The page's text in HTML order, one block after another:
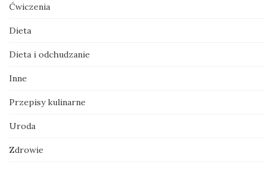
Ćwiczenia
Dieta
Dieta i odchudzanie
Inne
Przepisy kulinarne
Uroda
Zdrowie